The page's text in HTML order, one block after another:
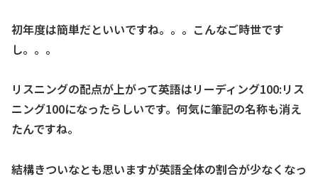
初年度は簡単だといいですね。。。こんなご時世です
し。。。
リスニングの配点が上がって英語はリーディング100:リス
ニング100になったらしいです。何気に筆記の名称も消え
たんですね。
結構きついなとも思いますが英語全体の割合が少なくなっ